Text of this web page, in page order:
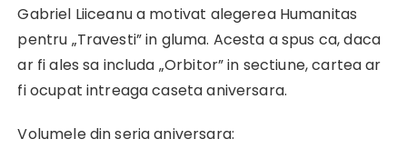
Gabriel Liiceanu a motivat alegerea Humanitas
pentru „Travesti” in gluma. Acesta a spus ca, daca
ar fi ales sa includa „Orbitor” in sectiune, cartea ar
fi ocupat intreaga caseta aniversara.
Volumele din seria aniversara: